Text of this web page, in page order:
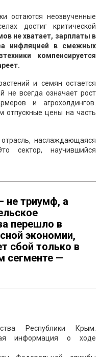
остаются неозвученные
достиг критической
не хватает, зарплаты в
инфляцией в смежных
компенсируется
и семян остается
не всегда означает рост
и агрохолдингов.
отпускные цены на часть
наслаждающаяся
сектор, научившийся
не триумф, а
перешло в
экономии,
сбой только в
сегменте —
Республики Крым.
информация о ходе